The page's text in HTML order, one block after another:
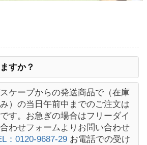
すか？
ケープからの発送商品で（在庫
）の当日午前中までのご注文は
す。お急ぎの場合はフリーダイ
わせフォームよりお問い合わせ
：0120-9687-29 お電話での受け